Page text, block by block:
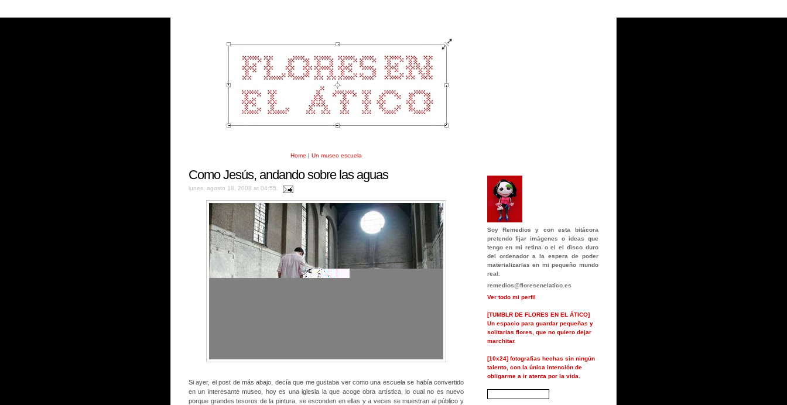
Home | Un museo escuela
Como Jesús, andando sobre las aguas
lunes, agosto 18, 2008 at 04:55.
Si ayer, el post de más abajo, decía que me gustaba ver como una escuela se había convertido
en un interesante museo, hoy es una iglesia la que acoge obra artística, lo cual no es nuevo
porque grandes tesoros de la pintura, se esconden en ellas y a veces se muestran al público y
Soy Remedios y con esta bitácora
pretendo fijar imágenes o ideas que
tengo en mi retina o el el disco duro
del ordenador a la espera de poder
materializarlas en mi pequeño mundo
real.
remedios@floresenelatico.es
Ver todo mi perfil
[TUMBLR DE FLORES EN EL ÁTICO]
Un espacio para guardar pequeñas y
solitarias flores, que no quiero dejar
marchitar.
[10x24] fotografías hechas sin ningún
talento, con la única intención de
obligarme a ir atenta por la vida.